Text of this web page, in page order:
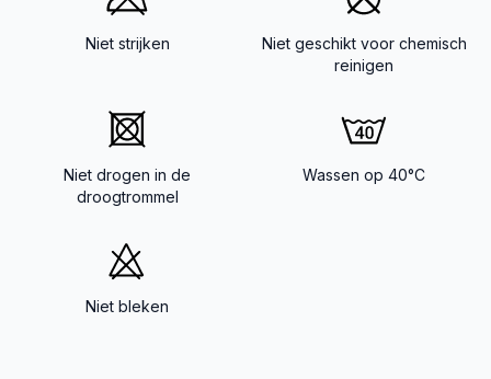
Niet strijken
Niet geschikt voor chemisch
reinigen
Niet drogen in de
droogtrommel
Wassen op 40°C
Niet bleken